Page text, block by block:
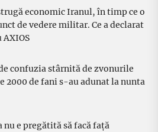
economic Iranul, în timp ce o
de vedere militar. Ce a declarat
AXIOS
confuzia stârnită de zvonurile
2000 de fani s-au adunat la nunta
nu e pregătită să facă față